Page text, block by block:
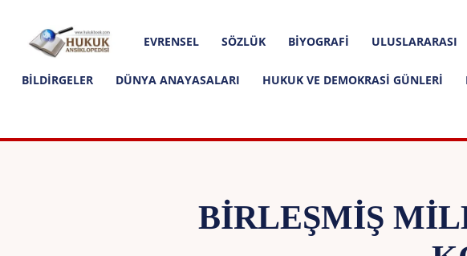
Hukuk
Ansiklopedisi
EVRENSEL SÖZLÜK BIYOGRAFI ULUSLARARASI
BILDIRGELER DÜNYA ANAYASALARI HUKUK VE DEMOKRASI GÜNLERI
BIRLEŞMIŞ